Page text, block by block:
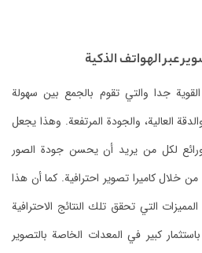
عبر الهواتف الذكية
جدا والتي تقوم بالجمع بين سهولة
العالية، والجودة المرتفعة. وهذا يجعل
لكل من يريد أن يحسن جودة الصور
من خلال كاميرا تصوير احترافية. كما أن هذا
التي تحقق تلك النتائج الاحترافية
كبير في المعدات الخاصة بالتصوير